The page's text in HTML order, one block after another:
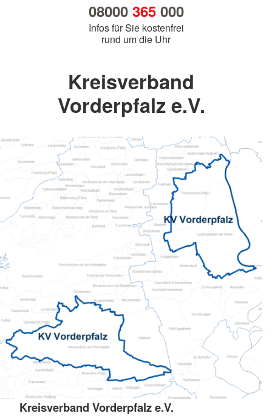
08000 365000
Infos für Sie kostenfrei
rund um die Uhr
Kreisverband
Vorderpfalz e.V.
Kreisverband Vorderpfalz e.V.